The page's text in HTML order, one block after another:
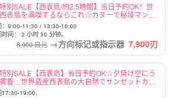
別SALE【西表島/約2.5時間】当日予約OK！世
表島を満喫するならこれ☆カヌーで秘境マング
ルーズ★写真無料＆送迎付き（No.6）
：9:00-11:30 / 13:30-16:00
间： 2 小时 30 分钟。
8,900 日元 →方向标记或指示器 7,900刃
別SALE【西表島】当日予約OK☆夕焼け空にう
昏…世界遺産西表島の大自然でサンセットカヌ
真無料＆上原地区送迎OK》（No.7）
17:30-19:00.